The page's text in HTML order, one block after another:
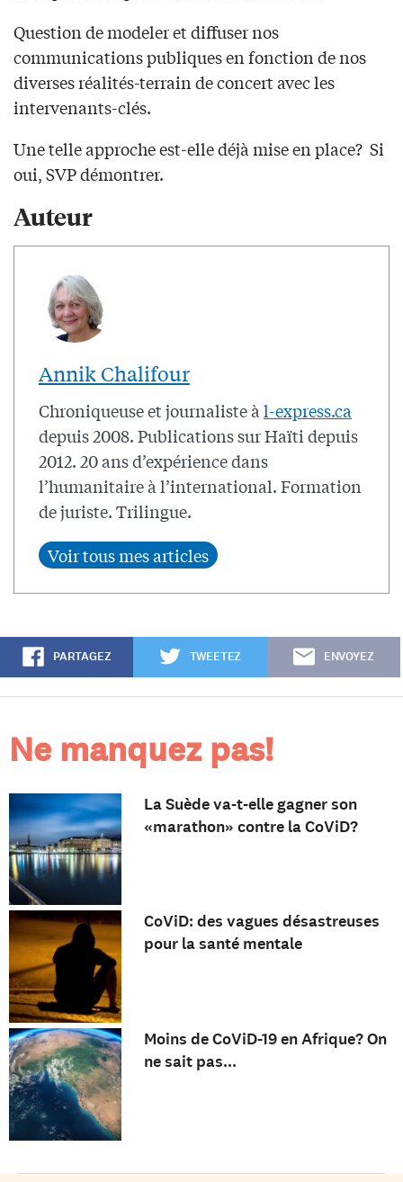
Question de modeler et diffuser nos
communications publiques en fonction de nos
diverses réalités-terrain de concert avec les
intervenants-clés.
Une telle approche est-elle déjà mise en place? Si
oui, SVP démontrer.
Auteur
Annik Chalifour
Chroniqueuse et journaliste à l-express.ca
depuis 2008. Publications sur Haïti depuis
2012. 20 ans d’expérience dans
l’humanitaire à l’international. Formation
de juriste. Trilingue.
PARTAGEZ TWEETEZ ENVOYEZ
Ne manquez pas!
La Suède va-t-elle gagner son
«marathon» contre la CoViD?
CoViD: des vagues désastreuses
pour la santé mentale
Moins de CoViD-19 en Afrique? On
ne sait pas...